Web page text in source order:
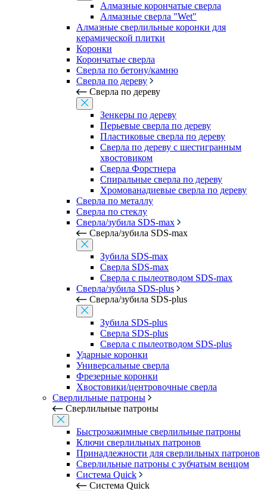
Алмазные корончатые сверла
Алмазные сверла "Wet"
Алмазные сверлильные коронки для
керамической плитки
Коронки
Корончатые сверла
Сверла по бетону/камню
Сверла по дереву
Сверла по дереву
Зенкеры по дереву
Перьевые сверла по дереву
Пластиковые сверла по дереву
Сверла по дереву с шестигранным
хвостовиком
Сверла Форстнера
Спиральные сверла по дереву
Хромованадиевые сверла по дереву
Сверла по металлу
Сверла по стеклу
Сверла/зубила SDS-max
Сверла/зубила SDS-max
Зубила SDS-max
Сверла SDS-max
Сверла с пылеотводом SDS-max
Сверла/зубила SDS-plus
Сверла/зубила SDS-plus
Зубила SDS-plus
Сверла SDS-plus
Сверла с пылеотводом SDS-plus
Ударные коронки
Универсальные сверла
Фрезерные коронки
Хвостовики/центровочные сверла
Сверлильные патроны
Сверлильные патроны
Быстрозажимные сверлильные патроны
Ключи сверлильных патронов
Принадлежности для сверлильных патронов
Сверлильные патроны с зубчатым венцом
Система Quick
Система Quick